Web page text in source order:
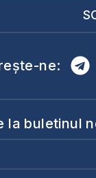
ne:
la buletinul